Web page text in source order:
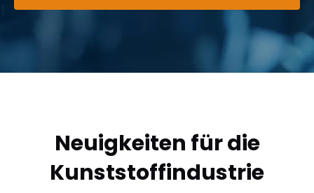
Neuigkeiten für die
Kunststoffindustrie